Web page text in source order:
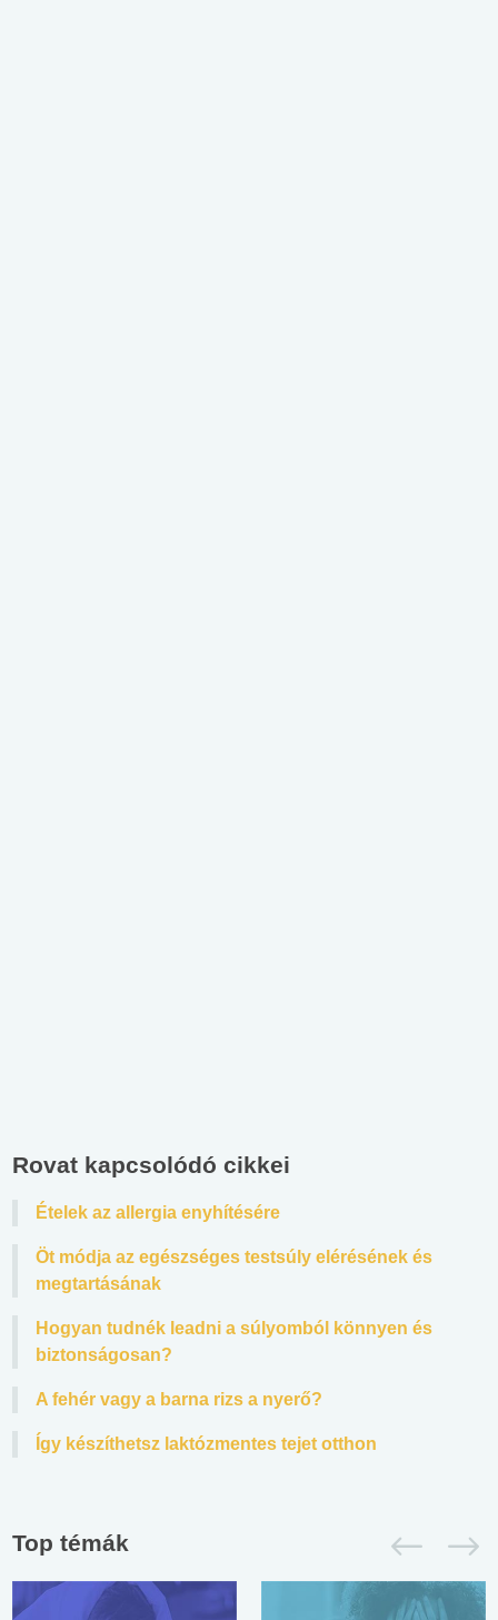
Rovat kapcsolódó cikkei
Ételek az allergia enyhítésére
Öt módja az egészséges testsúly elérésének és
megtartásának
Hogyan tudnék leadni a súlyomból könnyen és
biztonságosan?
A fehér vagy a barna rizs a nyerő?
Így készíthetsz laktózmentes tejet otthon
Top témák